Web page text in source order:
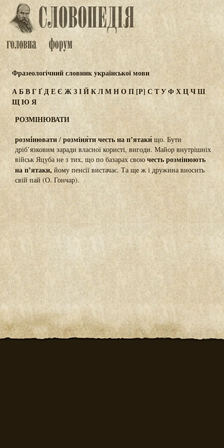
Фразеологічний словник української мови
АБВГҐДЕЄ ЖЗІЙКЛМНОП[Р] С ТУФХЦЧШ
ЩЮ Я
РОЗМІНЮВАТИ
розмі́нювати / розміня́ти честь на п’ятаки́ що. Бути
дріб’язковим заради власної користі, вигоди. Майор внутрішніх
військ Яцуба не з тих, що по базарах свою честьрозмінюють
на п’ятаки, йому пенсії вистачає. Та ще ж і дружина вносить
свій пай (О. Гончар).